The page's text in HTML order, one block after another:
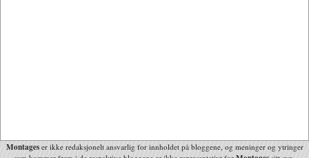
Montageser ikke redaksjonelt ansvarlig for innholdet på bloggene, og meninger og ytringer